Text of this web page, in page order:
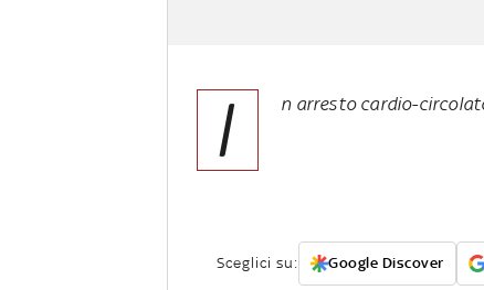
I n arresto cardio-
Sceglici su: Google Discover